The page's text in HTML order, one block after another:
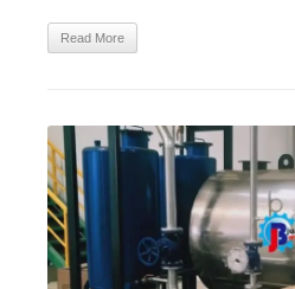
Read More